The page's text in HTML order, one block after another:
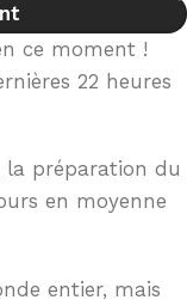
ce moment !
22 heures
préparation du
en moyenne
entier, mais